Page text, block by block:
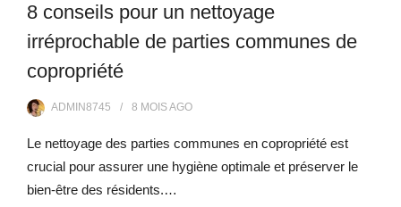
8 conseils pour un nettoyage
irréprochable de parties communes de
copropriété
ADMIN8745 8 MOISAGO
Le nettoyage des parties communes en copropriété est
crucial pour assurer une hygiène optimale et préserver le
bien-être des résidents.…